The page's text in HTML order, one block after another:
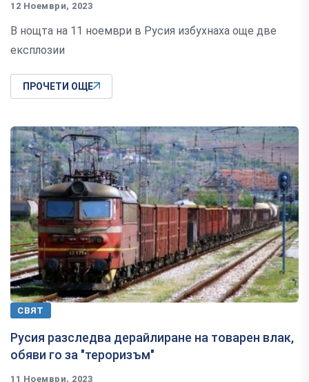
12 Ноември, 2023
В нощта на 11 ноември в Русия избухнаха още две
експлозии
ПРОЧЕТИ ОЩЕ
СВЯТ
Русия разследва дерайлиране на товарен влак,
обяви го за "тероризъм"
11 Ноември, 2023